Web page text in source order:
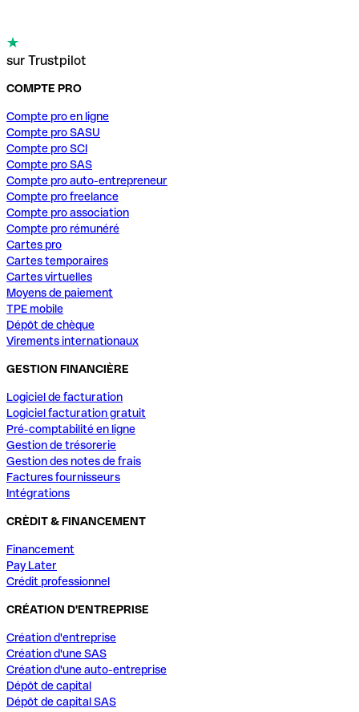
sur Trustpilot
COMPTE PRO
Compte pro en ligne
Compte pro SASU
Compte pro SCI
Compte pro SAS
Compte pro auto-entrepreneur
Compte pro freelance
Compte pro association
Compte pro rémunéré
Cartes pro
Cartes temporaires
Cartes virtuelles
Moyens de paiement
TPE mobile
Dépôt de chèque
Virements internationaux
GESTION FINANCIÈRE
Logiciel de facturation
Logiciel facturation gratuit
Pré-comptabilité en ligne
Gestion de trésorerie
Gestion des notes de frais
Factures fournisseurs
Intégrations
CRÈDIT & FINANCEMENT
Financement
Pay Later
Crédit professionnel
CRÉATION D'ENTREPRISE
Création d'entreprise
Création d'une SAS
Création d'une auto-entreprise
Dépôt de capital
Dépôt de capital SAS